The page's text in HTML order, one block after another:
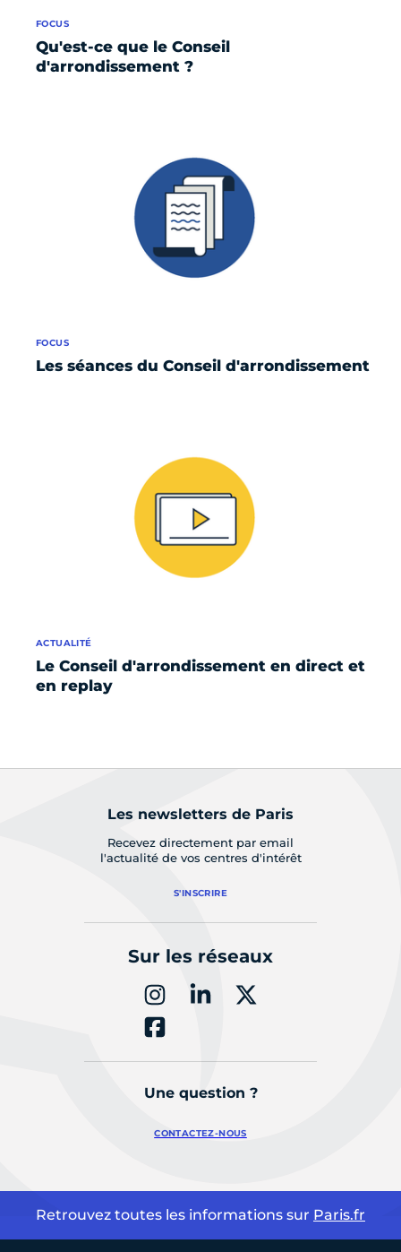
Qu'est-ce que le Conseil
d'arrondissement ?
FOCUS
Les séances du Conseil d'arrondissement
FOCUS
Le Conseil d'arrondissement en direct et
en replay
ACTUALITÉ
Les newsletters de Paris
Recevez directement par email
l'actualité de vos centres d'intérêt
S'INSCRIRE
Sur les réseaux
Une question ?
CONTACTEZ-NOUS
Retrouvez toutes les informations sur Paris.fr